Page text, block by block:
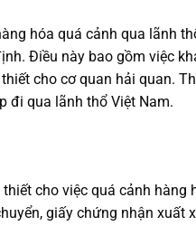
hóa quá cảnh qua lãnh
Điều này bao gồm việc
cho cơ quan hải quan.
đi qua lãnh thổ Việt Nam.
cho việc quá cảnh
giấy chứng nhận xuất